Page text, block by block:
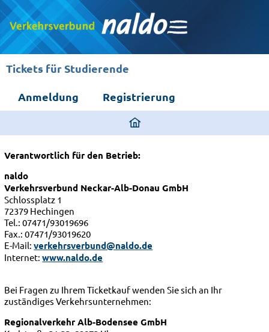
Tickets für Studierende
Anmeldung
Registrierung
ding
home
Verantwortlich für den Betrieb:
naldo
Verkehrsverbund Neckar-Alb-Donau GmbH
Schlossplatz 1
72379 Hechingen
Tel.: 07471/93019696
Fax.: 07471/93019620
E-Mail:verkehrsverbund@naldo.de
Internet:www.naldo.de
Bei Fragen zu Ihrem Ticketkauf wenden Sie sich an Ihr
zuständiges Verkehrsunternehmen:
Regionalverkehr Alb-Bodensee GmbH